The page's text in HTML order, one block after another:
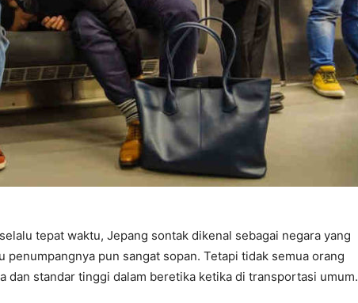
tepat waktu, Jepang sontak dikenal sebagai negara yang
pun sangat sopan. Tetapi tidak semua orang
dan standar tinggi dalam beretika ketika di transportasi umum.